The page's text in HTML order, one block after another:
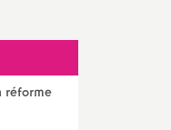
réforme